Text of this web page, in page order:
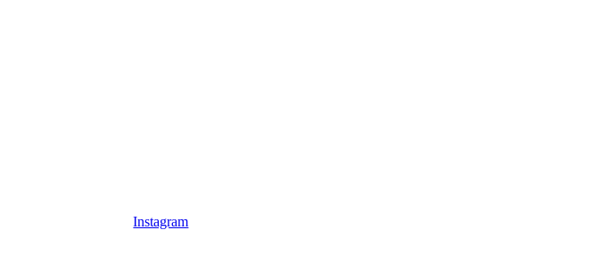
Instagram